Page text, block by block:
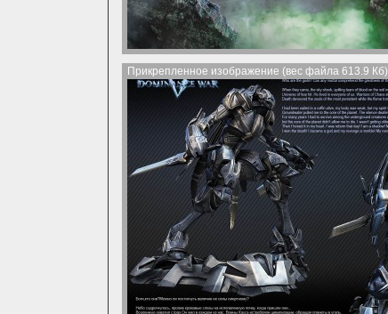
Прикрепленное изображение (вес файла 613.9 Кб)